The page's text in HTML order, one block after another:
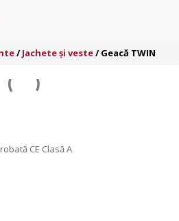
/Jachete și veste/ Geacă TWIN
CE Clasă A